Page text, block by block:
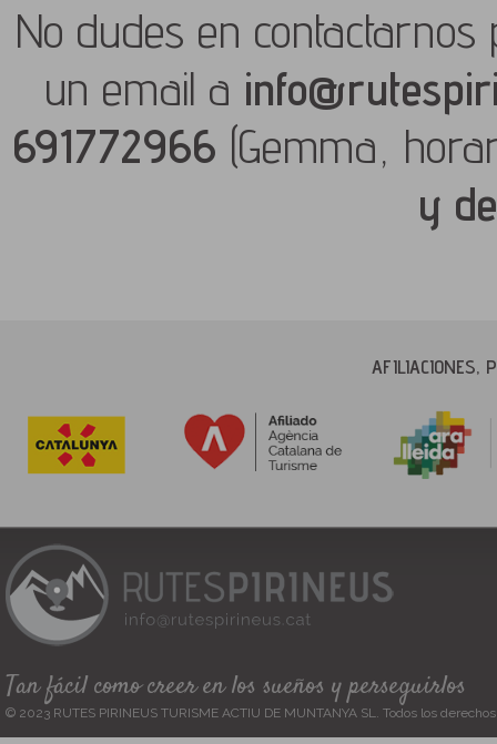
No dudes en
un email a
691772966 (Gemma,
y
AFILIACIONES,
Tan fácil como creer en los sueños y perseguirlos
© 2023 RUTES PIRINEUS TURISME ACTIU DE MUNTANYA SL. Todos los